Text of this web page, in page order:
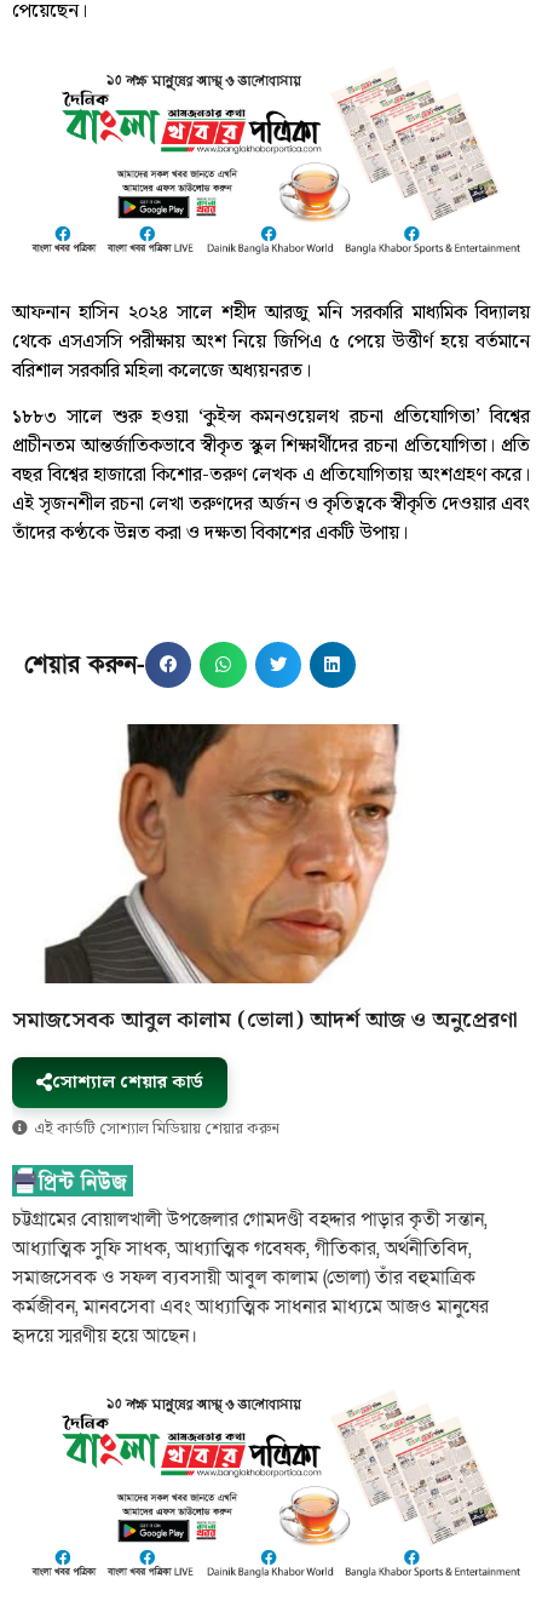
পেয়েছেন।
আফনান হাসিন ২০২৪ সালে শহীদ আরজু মনি সরকারি মাধ্যমিক বিদ্যালয়
থেকে এসএসসি পরীক্ষায় অংশ নিয়ে জিপিএ ৫ পেয়ে উত্তীর্ণ হয়ে বর্তমানে
বরিশাল সরকারি মহিলা কলেজে অধ্যয়নরত।
১৮৮৩ সালে শুরু হওয়া ‘কুইন্স কমনওয়েলথ রচনা প্রতিযোগিতা’ বিশ্বের
প্রাচীনতম আন্তর্জাতিকভাবে স্বীকৃত স্কুল শিক্ষার্থীদের রচনা প্রতিযোগিতা। প্রতি
বছর বিশ্বের হাজারো কিশোর-তরুণ লেখক এ প্রতিযোগিতায় অংশগ্রহণ করে।
এই সৃজনশীল রচনা লেখা তরুণদের অর্জন ও কৃতিত্বকে স্বীকৃতি দেওয়ার এবং
তাঁদের কণ্ঠকে উন্নত করা ও দক্ষতা বিকাশের একটি উপায়।
শেয়ার করুন-
সমাজসেবক আবুল কালাম (ভোলা) আদর্শ আজ ও অনুপ্রেরণা
সোশ্যাল শেয়ার কার্ড
এই কার্ডটি সোশ্যাল মিডিয়ায় শেয়ার করুন
চট্টগ্রামের বোয়ালখালী উপজেলার গোমদণ্ডী বহদ্দার পাড়ার কৃতী সন্তান,
আধ্যাত্মিক সুফি সাধক, আধ্যাত্মিক গবেষক, গীতিকার, অর্থনীতিবিদ,
সমাজসেবক ও সফল ব্যবসায়ী আবুল কালাম (ভোলা) তাঁর বহুমাত্রিক
কর্মজীবন, মানবসেবা এবং আধ্যাত্মিক সাধনার মাধ্যমে আজও মানুষের
হৃদয়ে স্মরণীয় হয়ে আছেন।